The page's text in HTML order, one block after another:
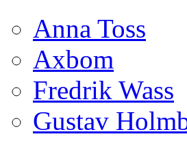
Anna Toss
Axbom
Fredrik Wass
Gustav